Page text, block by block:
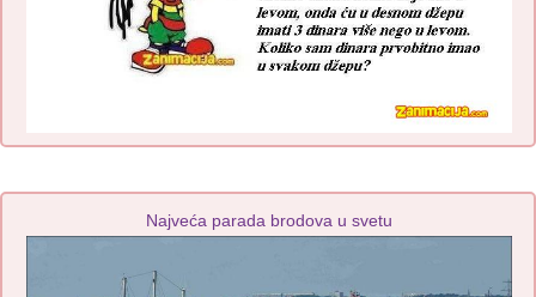
Najveća parada brodova u svetu